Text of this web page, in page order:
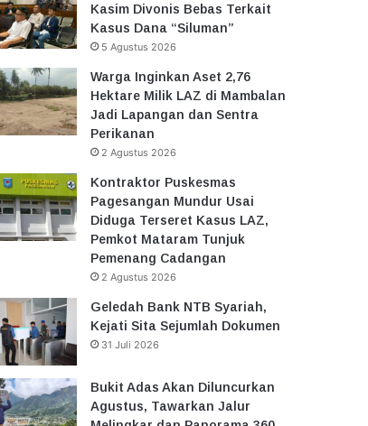
Kasim Divonis Bebas Terkait
Kasus Dana “Siluman”
5 Agustus 2026
Warga Inginkan Aset 2,76
Hektare Milik LAZ di Mambalan
Jadi Lapangan dan Sentra
Perikanan
2 Agustus 2026
Kontraktor Puskesmas
Pagesangan Mundur Usai
Diduga Terseret Kasus LAZ,
Pemkot Mataram Tunjuk
Pemenang Cadangan
2 Agustus 2026
Geledah Bank NTB Syariah,
Kejati Sita Sejumlah Dokumen
31 Juli 2026
Bukit Adas Akan Diluncurkan
Agustus, Tawarkan Jalur